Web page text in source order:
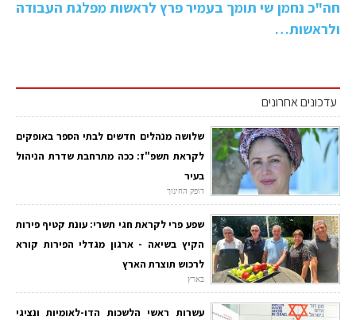
חה"כ נחמן שי תומך בעמיר פרץ לראשות מפלגת העבודה
ולראשות…
עדכונים אחרונים
שלושה מנהלים חדשים לבתי הספר באופקים
לקראת תשפ"ז: ככה מתרחבת שדרת הניהול
בעיר
דופק החינוך
שפע פרי לקראת חגי תשרי: עונת קטיף פירות
הקיץ בשיאה - ארגון מגדלי הפירות קורא
לרכוש תוצרת הארץ
בארץ
עשרות ראשי הלשכות הדו-לאומיות ונציגי